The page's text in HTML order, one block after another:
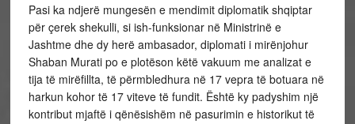
Pasi ka ndjerë mungesën e mendimit diplomatik shqiptar
për çerek shekulli, si ish-funksionar në Ministrinë e
Jashtme dhe dy herë ambasador, diplomati i mirënjohur
Shaban Murati po e plotëson këtë vakuum me analizat e
tija të mirëfillta, të përmbledhura në 17 vepra të botuara në
harkun kohor të 17 viteve të fundit. Është ky padyshim një
kontribut mjaftë i qënësishëm në pasurimin e historikut të